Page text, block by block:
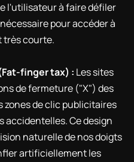
l'utilisateur à faire défiler
pour accéder à
courte.
finger tax) : Les sites
de fermeture ("X") des
zones de clic publicitaires
accidentelles. Ce design
naturelle de nos doigts
artificiellement les